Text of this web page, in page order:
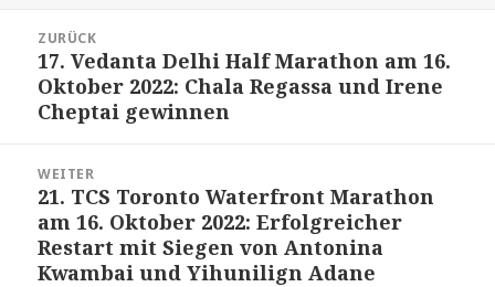
Navigation
ZURÜCK
Vorheriger
Beitrag:
17. Vedanta Delhi Half Marathon am 16.
Oktober 2022: Chala Regassa und Irene
Cheptai gewinnen
WEITER
Nächster
Beitrag:
21. TCS Toronto Waterfront Marathon
am 16. Oktober 2022: Erfolgreicher
Restart mit Siegen von Antonina
Kwambai und Yihunilign Adane